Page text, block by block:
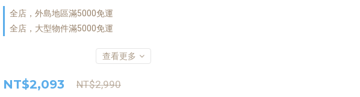
全店，外島地區滿5000免運
全店，大型物件滿5000免運
查看更多
NT$2,093 NT$2,990